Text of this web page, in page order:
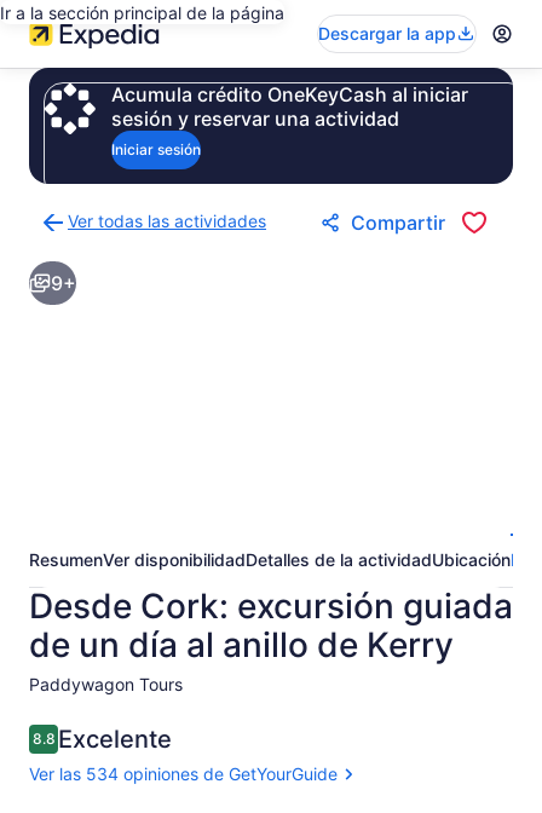
Ir a la sección principal de la página
Descargar la app
Acumula crédito OneKeyCash al iniciar
sesión y reservar una actividad
Iniciar sesión
Ver todas las actividades
a
la
página
Compartir
9+
ResumenVer disponibilidadDetalles de la actividadUbicación
Desde Cork: excursión guiada
de un día al anillo de Kerry
Paddywagon Tours​
8.88.8 de 10
Excelente
Ver las 534 opiniones de GetYourGuide